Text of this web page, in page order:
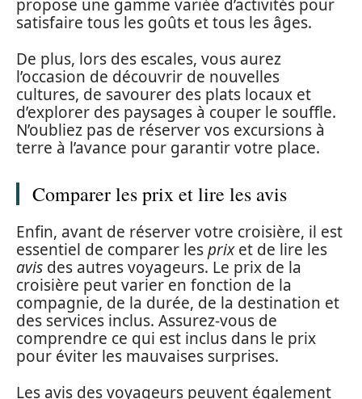
propose une gamme variée d’activités pour
satisfaire tous les goûts et tous les âges.
De plus, lors des escales, vous aurez
l’occasion de découvrir de nouvelles
cultures, de savourer des plats locaux et
d’explorer des paysages à couper le souffle.
N’oubliez pas de réserver vos excursions à
terre à l’avance pour garantir votre place.
Comparer les prix et lire les avis
Enfin, avant de réserver votre croisière, il est
essentiel de comparer lesprixet de lire les
avis des autres voyageurs. Le prix de la
croisière peut varier en fonction de la
compagnie, de la durée, de la destination et
des services inclus. Assurez-vous de
comprendre ce qui est inclus dans le prix
pour éviter les mauvaises surprises.
Les avis des voyageurs peuvent également